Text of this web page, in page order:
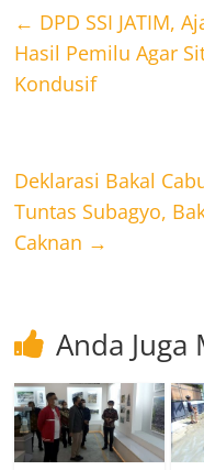
← DPD SSI JATIM,
Hasil Pemilu Agar
Kondusif
Deklarasi Bakal
Tuntas Subagyo,
Caknan →
Anda Juga